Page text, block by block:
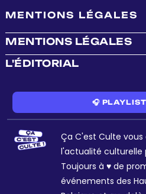
MENTIONS LÉGALES
MENTIONS LÉGALES
L'ÉDITORIAL
🎧
Ça C'est Culte
l'actualité culturelle
Toujours à ♥ de
événements des